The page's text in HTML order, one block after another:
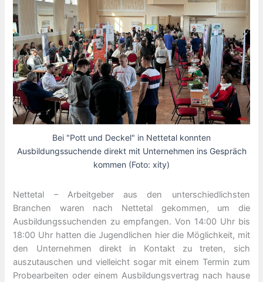
Bei "Pott und Deckel" in Nettetal konnten
Ausbildungssuchende direkt mit Unternehmen ins Gespräch
kommen (Foto: xity)
Nettetal – Arbeitgeber aus den unterschiedlichsten
Branchen waren nach Nettetal gekommen, um die
Ausbildungssuchenden zu empfangen. Von 14:00 Uhr bis
18:00 Uhr hatten die Jugendlichen hier die Möglichkeit, mit
den Unternehmen direkt in Kontakt zu treten, sich
auszutauschen und vielleicht sogar mit einem Termin zum
Probearbeiten oder einem Ausbildungsvertrag nach hause